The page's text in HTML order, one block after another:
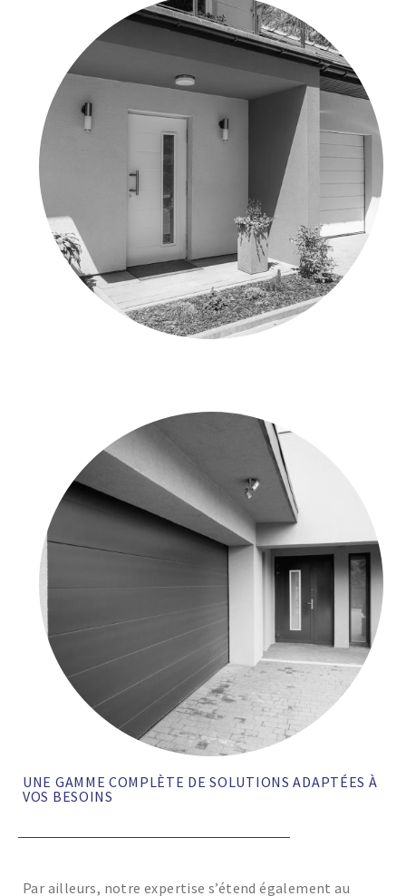
UNE GAMME COMPLÈTE DE SOLUTIONS ADAPTÉES À
VOS BESOINS
Par ailleurs, notre expertise s’étend également au